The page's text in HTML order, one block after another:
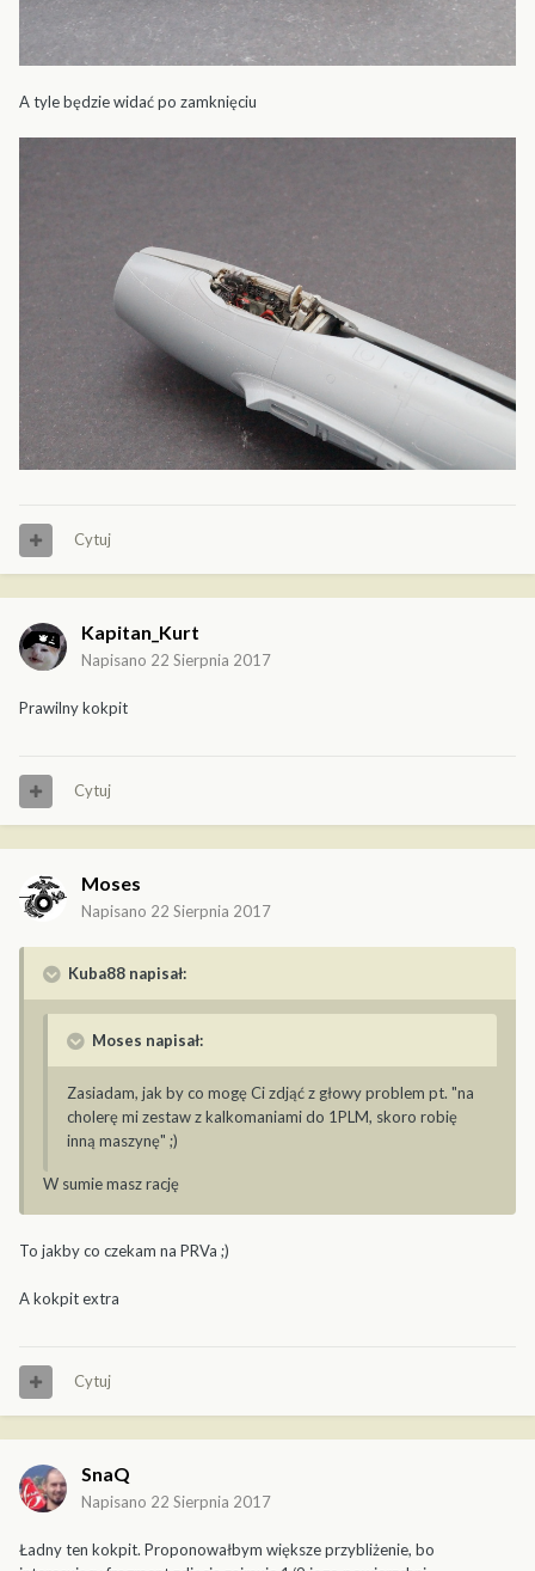
A tyle będzie widać po zamknięciu
Cytuj
Kapitan_Kurt
Napisano 22 Sierpnia 2017
Prawilny kokpit
Cytuj
Moses
Napisano 22 Sierpnia 2017
Kuba88 napisał:
Moses napisał:
Zasiadam, jak by co mogę Ci zdjąć z głowy problem pt. "na
cholerę mi zestaw z kalkomaniami do 1PLM, skoro robię
inną maszynę" ;)
W sumie masz rację
To jakby co czekam na PRVa ;)
A kokpit extra
Cytuj
SnaQ
Napisano 22 Sierpnia 2017
Ładny ten kokpit. Proponowałbym większe przybliżenie, bo